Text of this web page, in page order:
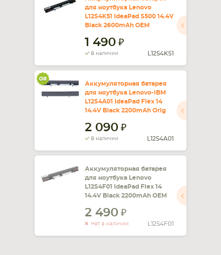
КОМПЛЕКТУЮЩИЕ
для ноутбука Lenovo
L12S4K51 IdeaPad S500 14.4V
Black 2600mAh OEM
1 490
В наличии L12S4K51
Аккумуляторная батарея
для ноутбука Lenovo-IBM
L12S4A01 IdeaPad Flex 14
14.4V Black 2200mAh Orig
2 090
В наличии L12S4A01
Аккумуляторная батарея
для ноутбука Lenovo
L12S4F01 IdeaPad Flex 14
14.4V Black 2200mAh OEM
2 490
Нет в наличии L12S4F01